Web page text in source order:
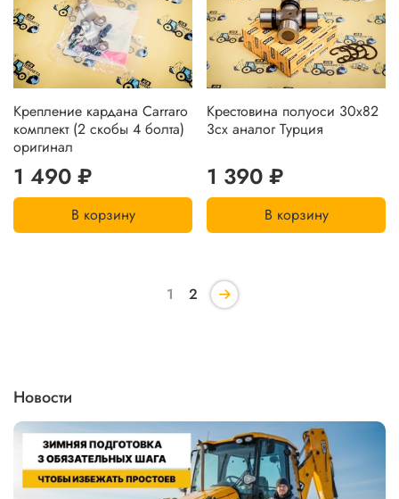
Крепление кардана Carraro
комплект (2 скобы 4 болта)
оригинал
1 490 ₽
В корзину
Крестовина полуоси 30х82
3сх аналог Турция
1 390 ₽
В корзину
1 2
Новости